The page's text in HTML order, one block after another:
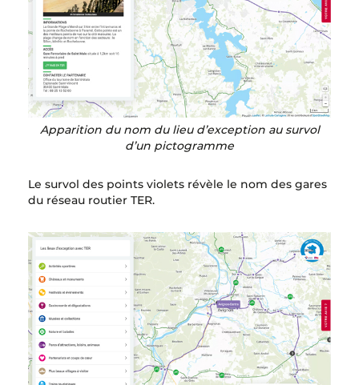
Apparition du nom du lieu d’exception au survol
d’un pictogramme
Le survol des points violets révèle le nom des gares
du réseau routier TER.